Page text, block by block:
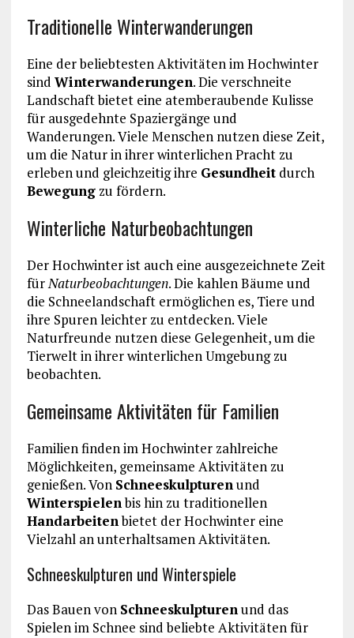
Traditionelle Winterwanderungen
Eine der beliebtesten Aktivitäten im Hochwinter
sind Winterwanderungen. Die verschneite
Landschaft bietet eine atemberaubende Kulisse
für ausgedehnte Spaziergänge und
Wanderungen. Viele Menschen nutzen diese Zeit,
um die Natur in ihrer winterlichen Pracht zu
erleben und gleichzeitig ihre Gesundheitdurch
Bewegungzu fördern.
Winterliche Naturbeobachtungen
Der Hochwinter ist auch eine ausgezeichnete Zeit
fürNaturbeobachtungen. Die kahlen Bäume und
die Schneelandschaft ermöglichen es, Tiere und
ihre Spuren leichter zu entdecken. Viele
Naturfreunde nutzen diese Gelegenheit, um die
Tierwelt in ihrer winterlichen Umgebung zu
beobachten.
Gemeinsame Aktivitäten für Familien
Familien finden im Hochwinter zahlreiche
Möglichkeiten, gemeinsame Aktivitäten zu
genießen. Von Schneeskulpturenund
Winterspielenbis hin zu traditionellen
Handarbeitenbietet der Hochwinter eine
Vielzahl an unterhaltsamen Aktivitäten.
Schneeskulpturen und Winterspiele
Das Bauen von Schneeskulpturenund das
Spielen im Schnee sind beliebte Aktivitäten für